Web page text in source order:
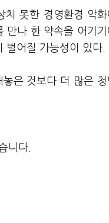
못한 경영환경 악화
만나 한 약속을 어기기
벌어질 가능성이 있다.
은 것보다 더 많은 청
니다.